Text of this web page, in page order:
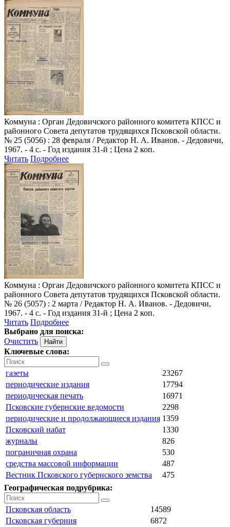
Коммуна : Орган Дедовичского районного комитета КПСС и
районного Совета депутатов трудящихся Псковской области.
№ 25 (5056) : 28 февраля / Редактор Н. А. Иванов. - Дедовичи,
1967. - 4 с. - Год издания 31-й ; Цена 2 коп.
Читать Подробнее
Коммуна : Орган Дедовичского районного комитета КПСС и
районного Совета депутатов трудящихся Псковской области.
№ 26 (5057) : 2 марта / Редактор Н. А. Иванов. - Дедовичи,
1967. - 4 с. - Год издания 31-й ; Цена 2 коп.
Читать Подробнее
Выбрано для поиска:
Очистить
Ключевые слова:
газеты
23267
периодические издания
17794
периодическая печать
16971
Псковские губернские ведомости
2298
периодические и продолжающиеся издания 1359
Псковский набат
1330
журналы
826
пограничная охрана
530
средства массовой информации
487
Вестник Псковского губернского земства
475
Географическая подрубрика:
Псковская область
14589
Псковская губерния
6872